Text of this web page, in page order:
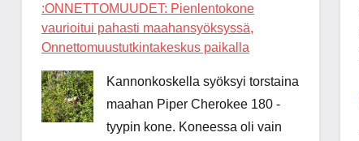
:ONNETTOMUUDET: Pienlentokone
vaurioitui pahasti maahansyöksyssä,
Onnettomuustutkintakeskus paikalla
Kannonkoskella syöksyi torstaina
maahan Piper Cherokee 180 -
tyypin kone. Koneessa oli vain